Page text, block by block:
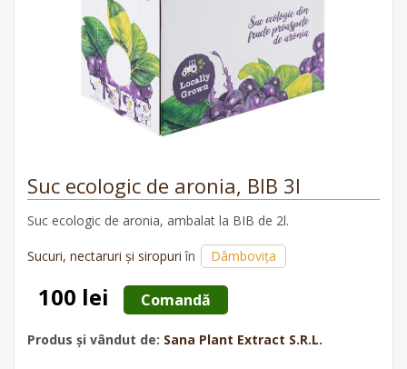
Suc ecologic de aronia, BIB 3l
Suc ecologic de aronia, ambalat la BIB de 2l.
Sucuri, nectaruri și siropuri în Dâmbovița
100 lei Comandă
Produs și vândut de: Sana Plant Extract S.R.L.